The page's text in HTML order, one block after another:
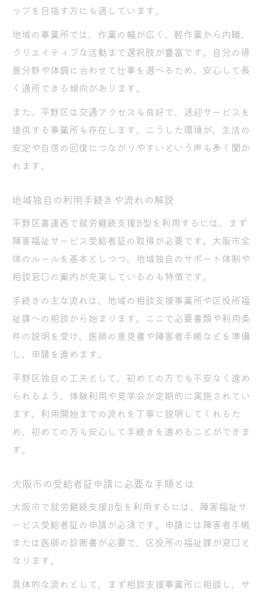
ップを目指す方にも適しています。
地域の事業所では、作業の幅が広く、軽作業から内職、
クリエイティブな活動まで選択肢が豊富です。自分の得
意分野や体調に合わせて仕事を選べるため、安心して長
く通所できる傾向があります。
また、平野区は交通アクセスも良好で、送迎サービスを
提供する事業所も存在します。こうした環境が、生活の
安定や自信の回復につながりやすいという声も多く聞か
れます。
地域独自の利用手続きや流れの解説
平野区喜連西で就労継続支援B型を利用するには、まず
障害福祉サービス受給者証の取得が必要です。大阪市全
体のルールを基本としつつ、地域独自のサポート体制や
相談窓口の案内が充実しているのも特徴です。
手続きの主な流れは、地域の相談支援事業所や区役所福
祉課への相談から始まります。ここで必要書類や利用条
件の説明を受け、医師の意見書や障害者手帳などを準備
し、申請を進めます。
平野区独自の工夫として、初めての方でも不安なく進め
られるよう、体験利用や見学会が定期的に実施されてい
ます。利用開始までの流れを丁寧に説明してくれるた
め、初めての方も安心して手続きを進めることができま
す。
大阪市の受給者証申請に必要な手順とは
大阪市で就労継続支援B型を利用するには、障害福祉サ
ービス受給者証の申請が必須です。申請には障害者手帳
または医師の診断書が必要で、区役所の福祉課が窓口と
なります。
具体的な流れとして、まず相談支援事業所に相談し、サ